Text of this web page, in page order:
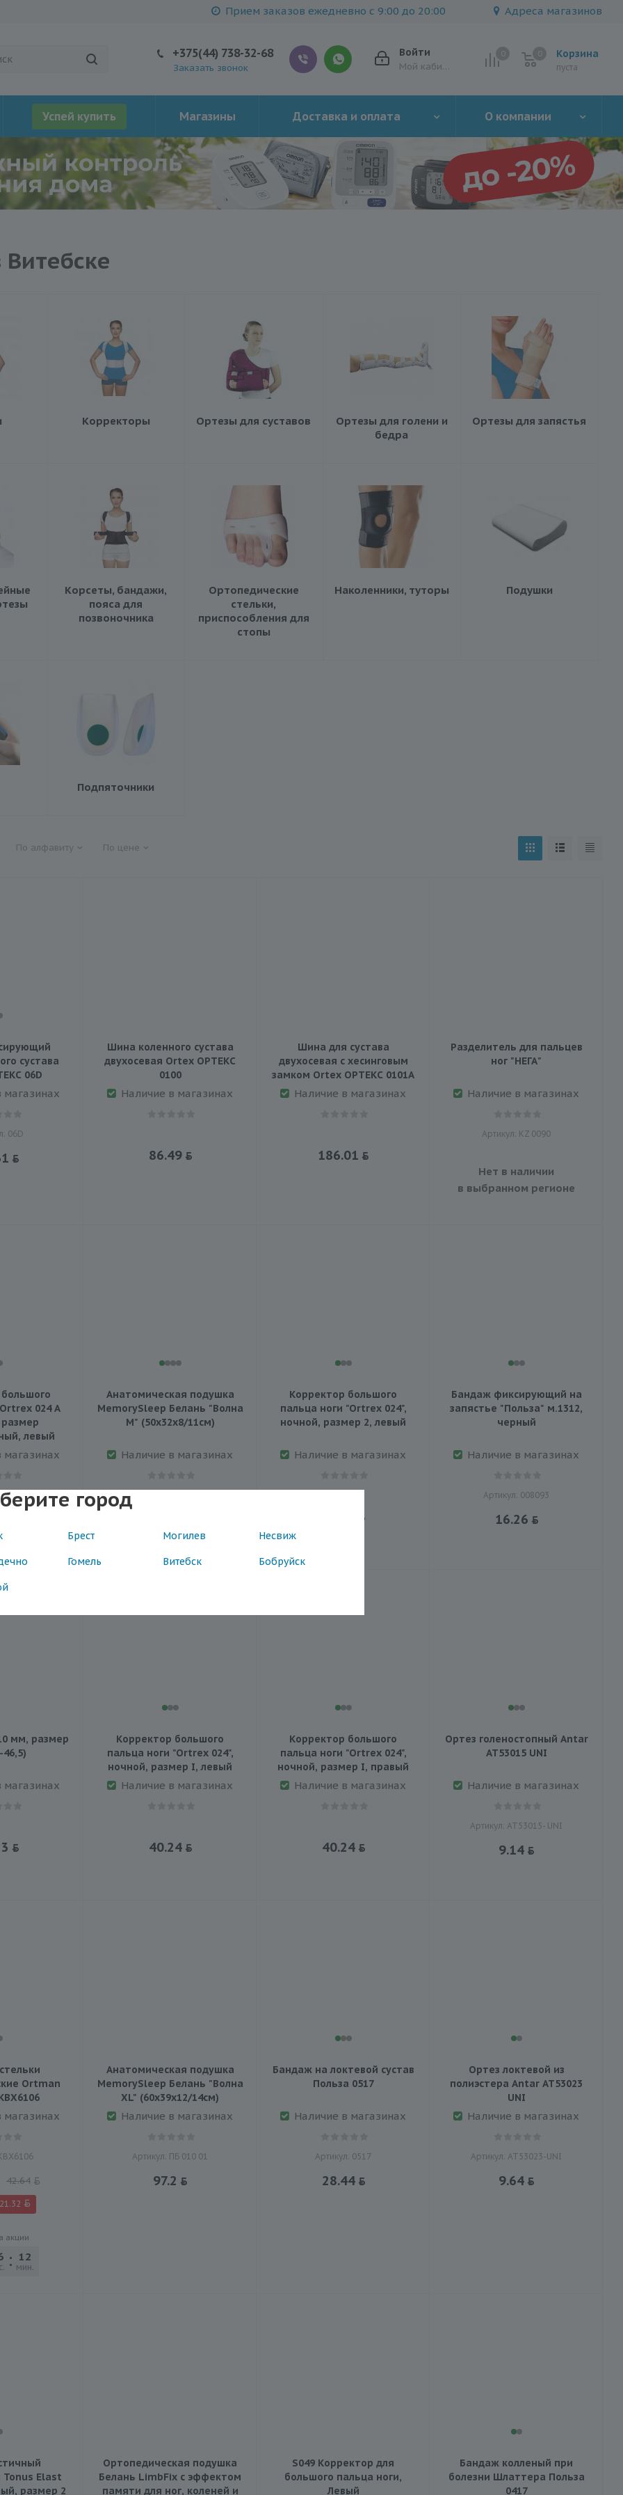
город
Брест Могилев Несвиж
Гомель Витебск Бобруйск
Прием заказов ежедневно с 9:00 до 20:00 Адреса магазинов
Корзина
пуста
Войти
Мой кабинет
+375(44) 738-32-68
Заказать звонок
Успей купить Магазины Доставка и оплата О компании
Корректоры Ортезы для суставов
Ортезы для голени и
бедра
Ортезы для запястья
Корсеты, бандажи,
пояса для
позвоночника
Ортопедические
стельки,
приспособления для
стопы
Наколенники, туторы Подушки
Подпяточники
По алфавиту По цене
сустава
06D
магазинах
06D
Шина коленного сустава
двухосевая Ortex ОРТЕКС
0100
Наличие в магазинах
86.49
Шина для сустава
двухосевая с хесинговым
замком Ortex ОРТЕКС 0101A
Наличие в магазинах
186.01
Разделитель для пальцев
ног "НЕГА"
Наличие в магазинах
Артикул: KZ 0090
Нет в наличии
в выбранном регионе
024 A
левый
магазинах
Анатомическая подушка
MemorySleep Белань "Волна
М" (50х32х8/11см)
Наличие в магазинах
Корректор большого
пальца ноги "Ortrex 024",
ночной, размер 2, левый
Наличие в магазинах
Бандаж фиксирующий на
запястье "Польза" м.1312,
черный
Наличие в магазинах
Артикул: 008093
16.26
мм, размер
46,5)
магазинах
Корректор большого
пальца ноги "Ortrex 024",
ночной, размер I, левый
Наличие в магазинах
40.24
Корректор большого
пальца ноги "Ortrex 024",
ночной, размер I, правый
Наличие в магазинах
40.24
Ортез голеностопный Antar
АТ53015 UNI
Наличие в магазинах
Артикул: АТ53015- UNI
9.14
Ortman
магазинах
42.64
21.32
акции
12
мин.
Анатомическая подушка
MemorySleep Белань "Волна
XL" (60х39х12/14см)
Наличие в магазинах
Артикул: ПБ 010 01
97.2
Бандаж на локтевой сустав
Польза 0517
Наличие в магазинах
Артикул: 0517
28.44
Ортез локтевой из
полиэстера Antar АТ53023
UNI
Наличие в магазинах
Артикул: АТ53023-UNI
9.64
Tonus Elast
размер 2
Ортопедическая подушка
Белань LimbFix с эффектом
памяти для ног, коленей и
S049 Корректор для
большого пальца ноги,
Левый
Бандаж колленый при
болезни Шлаттера Польза
0417